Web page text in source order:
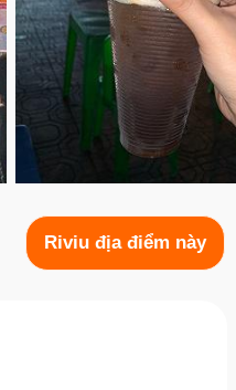
Riviu địa điểm này